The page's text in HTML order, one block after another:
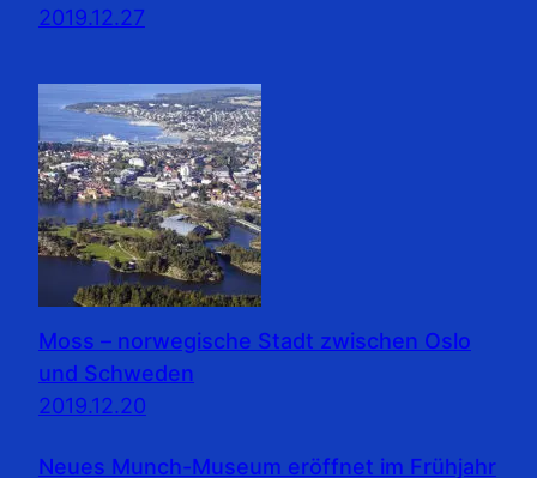
2019.12.27
Moss – norwegische Stadt zwischen Oslo
und Schweden
2019.12.20
Neues Munch-Museum eröffnet im Frühjahr